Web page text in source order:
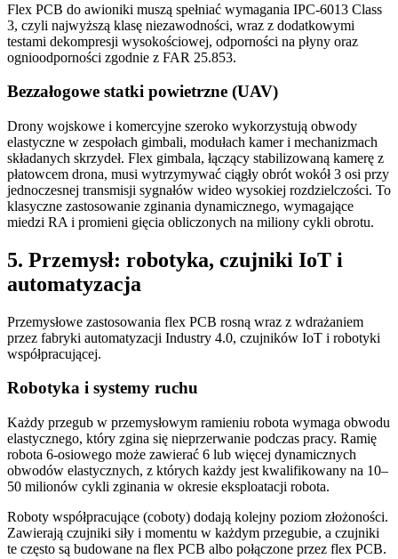
Flex PCB do awioniki muszą spełniać wymagania IPC-6013 Class
3, czyli najwyższą klasę niezawodności, wraz z dodatkowymi
testami dekompresji wysokościowej, odporności na płyny oraz
ognioodporności zgodnie z FAR 25.853.
Bezzałogowe statki powietrzne (UAV)
Drony wojskowe i komercyjne szeroko wykorzystują obwody
elastyczne w zespołach gimbali, modułach kamer i mechanizmach
składanych skrzydeł. Flex gimbala, łączący stabilizowaną kamerę z
płatowcem drona, musi wytrzymywać ciągły obrót wokół 3 osi przy
jednoczesnej transmisji sygnałów wideo wysokiej rozdzielczości. To
klasyczne zastosowanie zginania dynamicznego, wymagające
miedzi RA i promieni gięcia obliczonych na miliony cykli obrotu.
5. Przemysł: robotyka, czujniki IoT i
automatyzacja
Przemysłowe zastosowania flex PCB rosną wraz z wdrażaniem
przez fabryki automatyzacji Industry 4.0, czujników IoT i robotyki
współpracującej.
Robotyka i systemy ruchu
Każdy przegub w przemysłowym ramieniu robota wymaga obwodu
elastycznego, który zgina się nieprzerwanie podczas pracy. Ramię
robota 6-osiowego może zawierać 6 lub więcej dynamicznych
obwodów elastycznych, z których każdy jest kwalifikowany na 10–
50 milionów cykli zginania w okresie eksploatacji robota.
Roboty współpracujące (coboty) dodają kolejny poziom złożoności.
Zawierają czujniki siły i momentu w każdym przegubie, a czujniki
te często są budowane na flex PCB albo połączone przez flex PCB.